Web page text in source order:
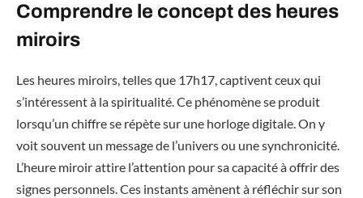
Comprendre le concept des heures
miroirs
Les heures miroirs, telles que 17h17, captivent ceux qui
s’intéressent à la spiritualité. Ce phénomène se produit
lorsqu’un chiffre se répète sur une horloge digitale. On y
voit souvent un message de l’univers ou une synchronicité.
L’heure miroir attire l’attention pour sa capacité à offrir des
signes personnels. Ces instants amènent à réfléchir sur son